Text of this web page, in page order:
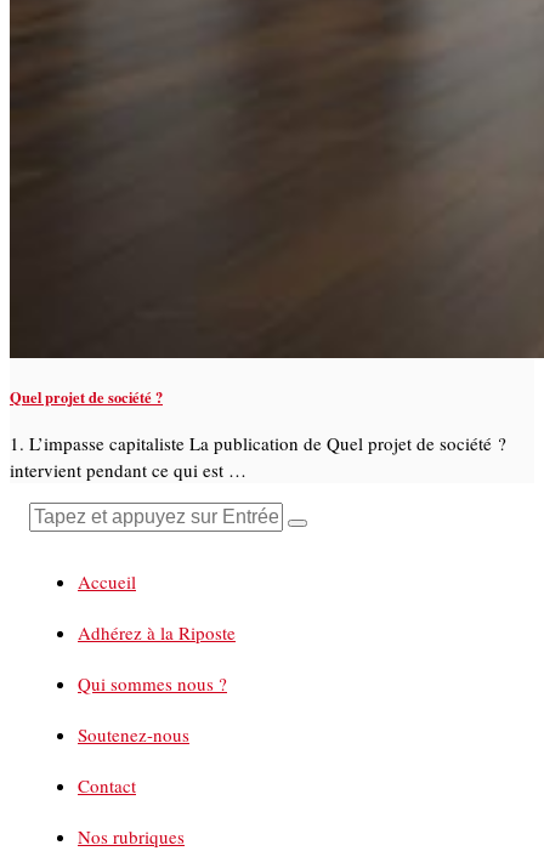
Quel projet de société ?
1. L’impasse capitaliste La publication de Quel projet de société ?
intervient pendant ce qui est …
Accueil
Adhérez à la Riposte
Qui sommes nous ?
Soutenez-nous
Contact
Nos rubriques